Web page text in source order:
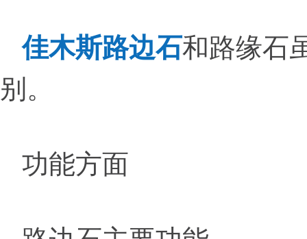
佳木斯路边石和路缘石
别。
功能方面